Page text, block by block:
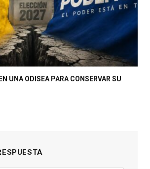
UNA ODISEA PARA CONSERVAR SU